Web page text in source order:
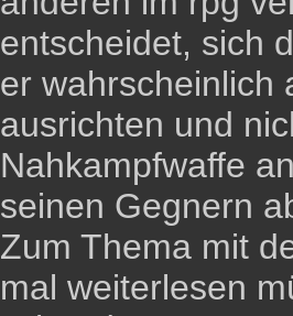
entscheidet, sich
er wahrscheinlich
ausrichten und
Nahkampfwaffe
seinen Gegnern
Zum Thema mit
mal weiterlesen